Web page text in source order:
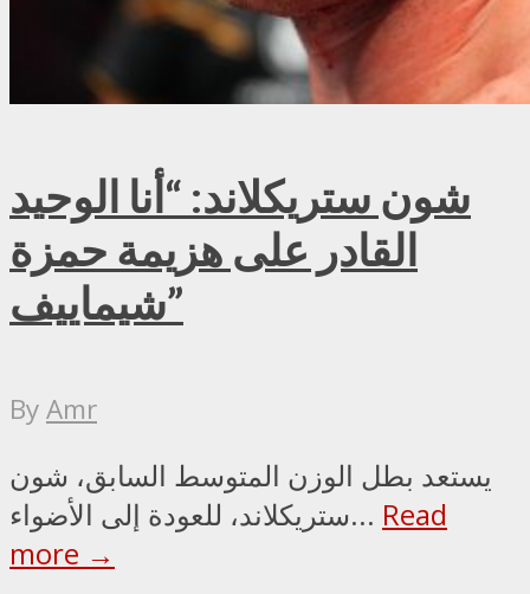
شون ستريكلاند: “أنا الوحيد
القادر على هزيمة حمزة
شيماييف”
ByAmr
يستعد بطل الوزن المتوسط السابق، شون
ستريكلاند، للعودة إلى الأضواء... Read
more →